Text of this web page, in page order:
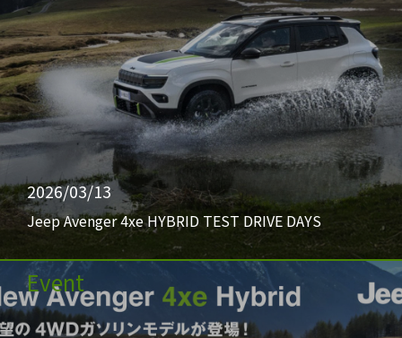
2026/03/13
Jeep Avenger 4xe HYBRID TEST DRIVE DAYS
Event